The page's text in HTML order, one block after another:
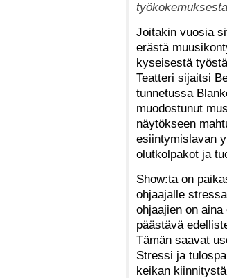
Joitakin vuosia
erästä
kyseisestä
Teatteri sijaitsi
tunnetussa
muodostunut
näytökseen
esiintymislavan
olutkolpakot ja
Show:ta on
ohjaajalle
ohjaajien on
päästävä
Tämän saavat
Stressi ja
keikan